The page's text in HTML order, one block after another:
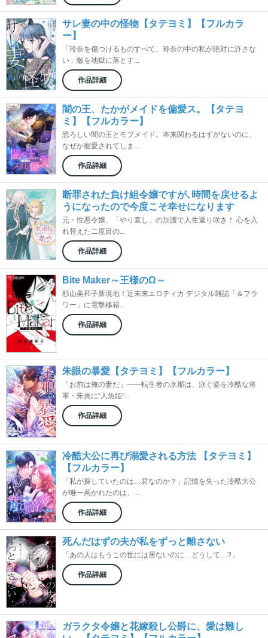
サレ妻の中の怪物【タテヨミ】【フルカラ
ー】
「玲奈を傷つけるものすべて、玲奈の中の私が絶対に許さな
い」敵を地獄に落とす...
作品詳細
闇の王、たかがメイドを偏愛ス。【タテヨ
ミ】【フルカラー】
恐ろしい闇の王とモブメイド。本来関わるはずがないのに、
なぜか寵愛されてしま...
作品詳細
断罪された負け組令嬢ですが､時間を戻せるよ
うになったので今度こそ幸せになります
元・性悪令嬢、「やり直し」の加護で人生返り咲き！ 心を入
れ替えた二度目の...
作品詳細
Bite Maker～王様のΩ～
杉山美和子新境地！近未来エロティカ デジタル雑誌「＆フラ
ワー」に電撃移籍...
作品詳細
朱眼の暴愛【タテヨミ】【フルカラー】
「お前は俺の妻だ」――転生者の氷那は、泳ぐ姿を冷酷な将
軍・朱炎に“人魚姫”...
作品詳細
冷酷大公に再び溺愛される方法 【タテヨミ】
【フルカラー】
「私が探していたのは…君なのか？」記憶を失った冷酷大公
が唯一惹かれたのは、...
作品詳細
死んだはずの夫が私をずっと離さない
「あの人はもうこの世には居ないのに…どうして…?」
作品詳細
ガラクタ令嬢と花嫁殺し公爵に、愛は難し